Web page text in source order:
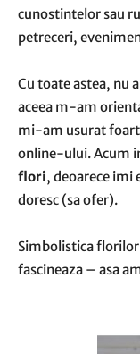
cunostintelor sau
petreceri,
Cu toate astea, nu
aceea m-am
mi-am usurat
online-ului. Acum
flori, deoarece imi
doresc (sa ofer).
Simbolistica florilor
fascineaza – asa